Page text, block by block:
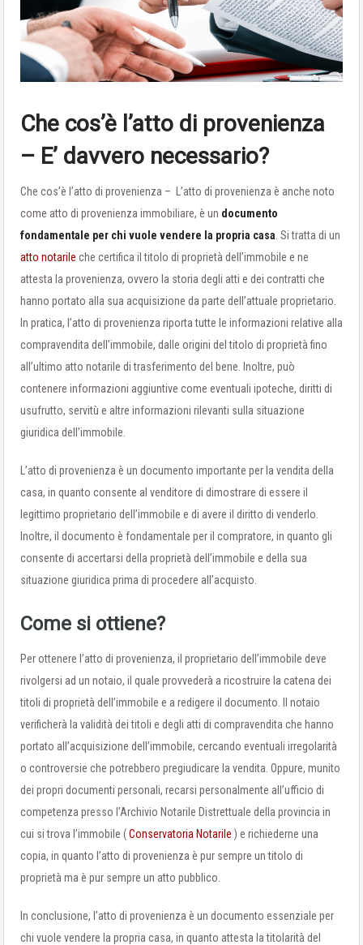
Che cos’è l’atto di provenienza
– E’ davvero necessario?
Che cos’è l’atto di provenienza – L’atto di provenienza è anche noto
come atto di provenienza immobiliare, è un documento
fondamentale per chi vuole vendere la propria casa . Si tratta di un
atto notarile che certifica il titolo di proprietà dell’immobile e ne
attesta la provenienza, ovvero la storia degli atti e dei contratti che
hanno portato alla sua acquisizione da parte dell’attuale proprietario.
In pratica, l’atto di provenienza riporta tutte le informazioni relative alla
compravendita dell’immobile, dalle origini del titolo di proprietà fino
all’ultimo atto notarile di trasferimento del bene. Inoltre, può
contenere informazioni aggiuntive come eventuali ipoteche, diritti di
usufrutto, servitù e altre informazioni rilevanti sulla situazione
giuridica dell’immobile.
L’atto di provenienza è un documento importante per la vendita della
casa, in quanto consente al venditore di dimostrare di essere il
legittimo proprietario dell’immobile e di avere il diritto di venderlo.
Inoltre, il documento è fondamentale per il compratore, in quanto gli
consente di accertarsi della proprietà dell’immobile e della sua
situazione giuridica prima di procedere all’acquisto.
Come si ottiene?
Per ottenere l’atto di provenienza, il proprietario dell’immobile deve
rivolgersi ad un notaio, il quale provvederà a ricostruire la catena dei
titoli di proprietà dell’immobile e a redigere il documento. Il notaio
verificherà la validità dei titoli e degli atti di compravendita che hanno
portato all’acquisizione dell’immobile, cercando eventuali irregolarità
o controversie che potrebbero pregiudicare la vendita. Oppure, munito
dei propri documenti personali, recarsi personalmente all’ufficio di
competenza presso l’Archivio Notarile Distrettuale della provincia in
cui si trova l’immobile (Conservatoria Notarile ) e richiederne una
copia, in quanto l’atto di provenienza è pur sempre un titolo di
proprietà ma è pur sempre un atto pubblico.
In conclusione, l’atto di provenienza è un documento essenziale per
chi vuole vendere la propria casa, in quanto attesta la titolarità del